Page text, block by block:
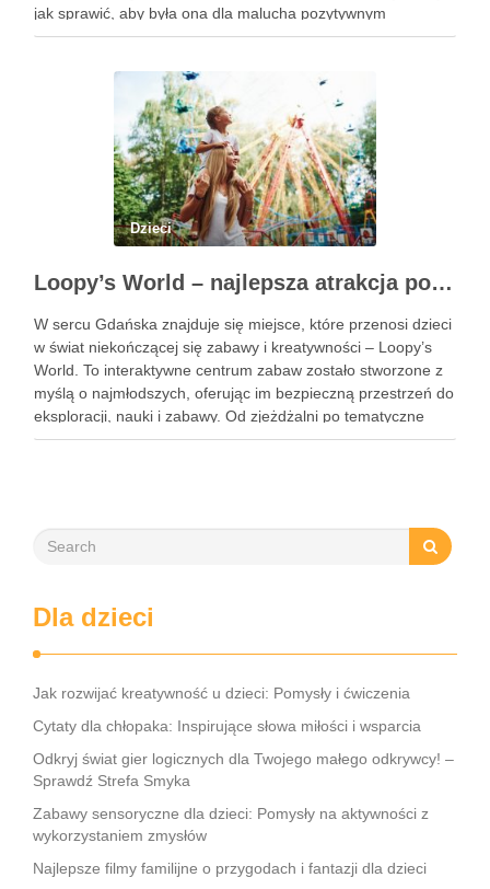
jak sprawić, aby była ona dla malucha pozytywnym
doświadczeniem. Na te pytania odpowiada doświadczony
Dzieci
Loopy’s World – najlepsza atrakcja pod dachem dla dzieci w Gdańsku
W sercu Gdańska znajduje się miejsce, które przenosi dzieci
w świat niekończącej się zabawy i kreatywności – Loopy’s
World. To interaktywne centrum zabaw zostało stworzone z
myślą o najmłodszych, oferując im bezpieczną przestrzeń do
eksploracji, nauki i zabawy. Od zjeżdżalni po tematyczne
strefy, Loopy’s World zaspokaja różnorodne potrzeby dzieci,
Dla dzieci
Jak rozwijać kreatywność u dzieci: Pomysły i ćwiczenia
Cytaty dla chłopaka: Inspirujące słowa miłości i wsparcia
Odkryj świat gier logicznych dla Twojego małego odkrywcy! –
Sprawdź Strefa Smyka
Zabawy sensoryczne dla dzieci: Pomysły na aktywności z
wykorzystaniem zmysłów
Najlepsze filmy familijne o przygodach i fantazji dla dzieci